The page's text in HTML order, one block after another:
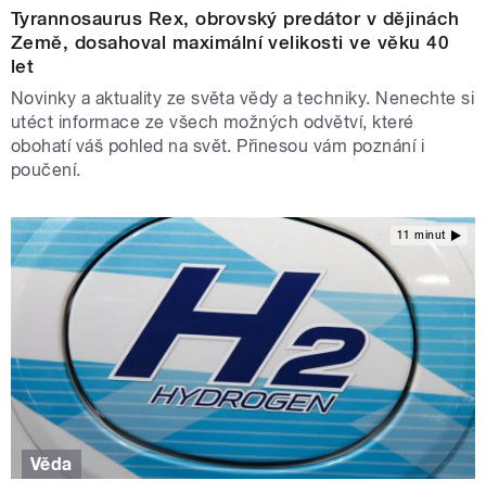
Tyrannosaurus Rex, obrovský predátor v dějinách
Země, dosahoval maximální velikosti ve věku 40
let
Novinky a aktuality ze světa vědy a techniky. Nenechte si
utéct informace ze všech možných odvětví, které
obohatí váš pohled na svět. Přinesou vám poznání i
poučení.
11 minut
Věda